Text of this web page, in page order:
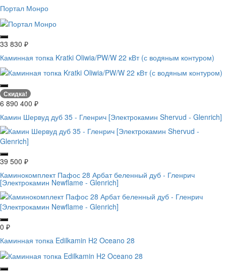
Портал Монро
33 830 ₽
Каминная топка Kratki Oliwia/PW/W 22 кВт (с водяным контуром)
Скидка!
6 890 400 ₽
Камин Шервуд дуб 35 - Гленрич [Электрокамин Shervud - Glenrich]
39 500 ₽
Каминокомплект Пафос 28 Арбат беленный дуб - Гленрич
[Электрокамин Newflame - Glenrich]
0 ₽
Каминная топка Edilkamin H2 Oceano 28